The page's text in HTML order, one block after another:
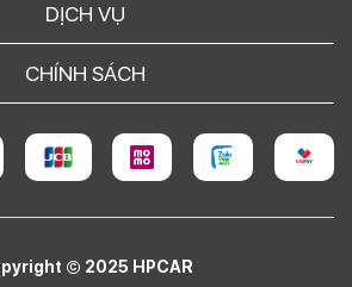
DỊCH VỤ
CHÍNH SÁCH
© 2025 HPCAR